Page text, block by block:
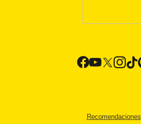
Recomendaciones